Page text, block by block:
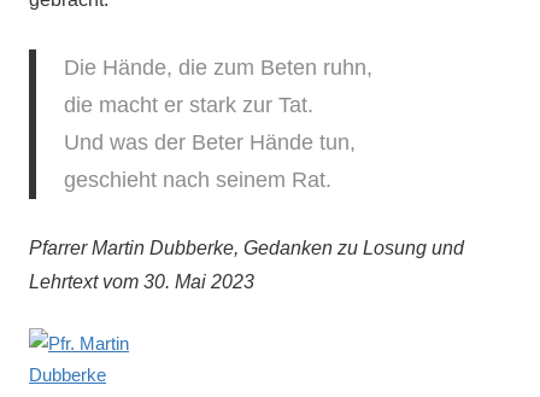
Die Hände, die zum Beten ruhn,
die macht er stark zur Tat.
Und was der Beter Hände tun,
geschieht nach seinem Rat.
Pfarrer Martin Dubberke, Gedanken zu Losung und
Lehrtext vom 30. Mai 2023